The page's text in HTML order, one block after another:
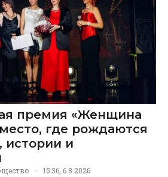
премия «Женщина
место, где рождаются
истории и
· 15:36, 6.8.2026